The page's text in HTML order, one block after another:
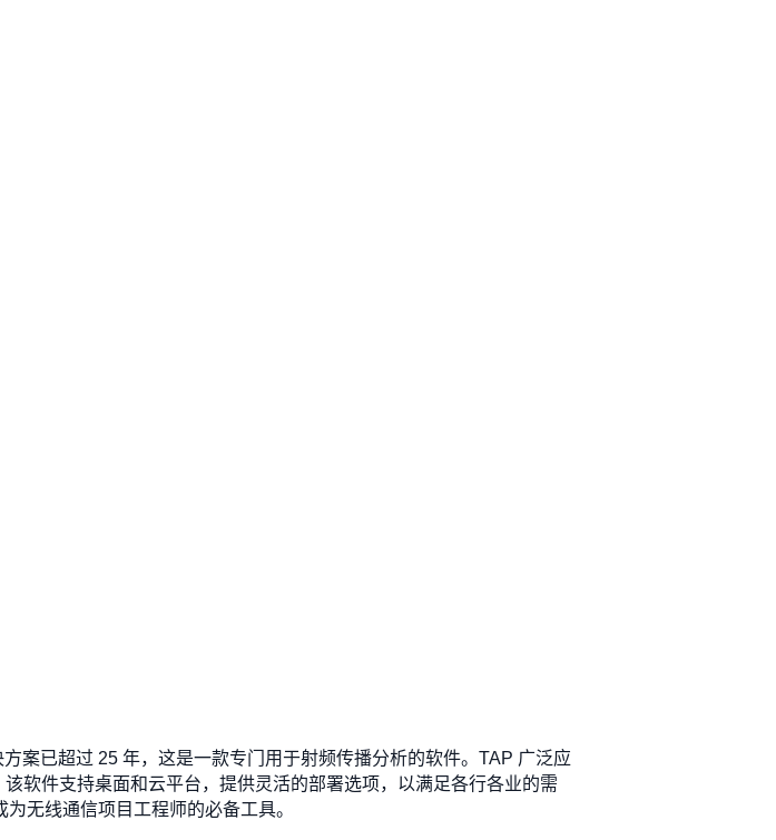
案已超过 25 年，这是一款专门用于射频传播分析的软件。TAP 广泛应
软件支持桌面和云平台，提供灵活的部署选项，以满足各行各业的需
无线通信项目工程师的必备工具。